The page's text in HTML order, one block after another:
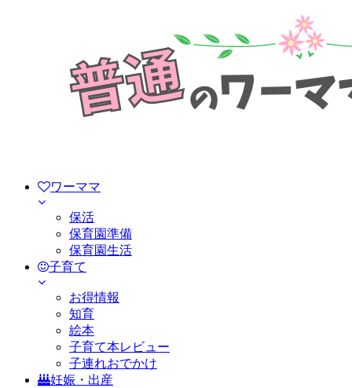
ワーママ
保活
保育園準備
保育園生活
子育て
お得情報
知育
絵本
子育て本レビュー
子連れおでかけ
妊娠・出産